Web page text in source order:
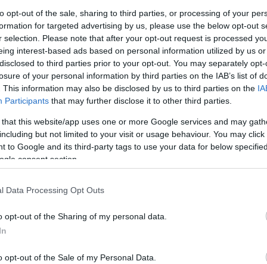
opt-out of the sale, sharing to third parties, or processing of your
for targeted advertising by us, please use the below opt-out
selection. Please note that after your opt-out request is processed
interest-based ads based on personal information utilized by us
to third parties prior to your opt-out. You may separately
of your personal information by third parties on the IAB’s list of
This information may also be disclosed by us to third parties on the
Participants that may further disclose it to other third parties.
that this website/app uses one or more Google services and may
but not limited to your visit or usage behaviour. You may
to Google and its third-party tags to use your data for below
consent section.
Data Processing Opt Outs
opt-out of the Sharing of my personal data.
opt-out of the Sale of my Personal Data.
Katalin Novák ha dichiarato venerdì che
fa non solo è nata una città, ma anche il cuore
anni: questo cuore dà forza alla nazione per
di gala.
non ancora adolescente, con prospettive elevate
la prima e la seconda guerra mondiale, così come
del regime politico. Ha detto che la
è una città di libertà, che è sempre stata
dal mainstream, e di diverse ideologie politiche”.
è una risorsa particolarmente apprezzata in un
paura di lasciare la casa”, ha detto il